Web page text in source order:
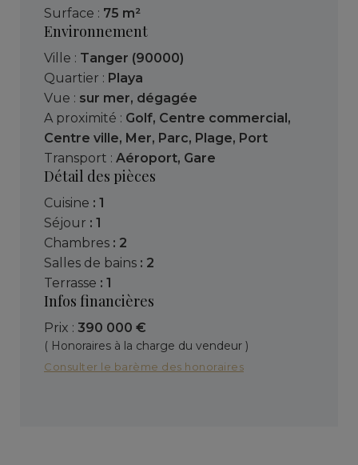
Surface : 75 m²
Environnement
Ville : Tanger (90000)
Quartier : Playa
Vue : sur mer, dégagée
A proximité : Golf, Centre commercial,
Centre ville, Mer, Parc, Plage, Port
Transport : Aéroport, Gare
Détail des pièces
cuisine : 1
séjour : 1
chambres : 2
salles de bains : 2
terrasse : 1
Infos financières
Prix : 390 000 €
( Honoraires à la charge du vendeur )
Consulter le barème des honoraires